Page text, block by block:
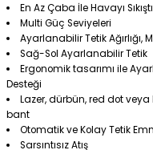
En Az Çaba İle Havayı
Multi Güç Seviyeleri
Ayarlanabilir Tetik Ağırlığı,
Sağ-Sol Ayarlanabilir Tetik
Ergonomik tasarımı ile
Desteği
Lazer, dürbün, red dot veya
bant
Otomatik ve Kolay Tetik
Sarsıntısız Atış